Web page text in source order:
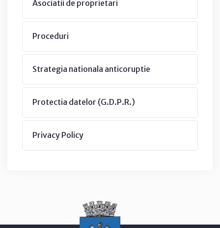
Asociatii de proprietari
Proceduri
Strategia nationala anticoruptie
Protectia datelor (G.D.P.R.)
Privacy Policy